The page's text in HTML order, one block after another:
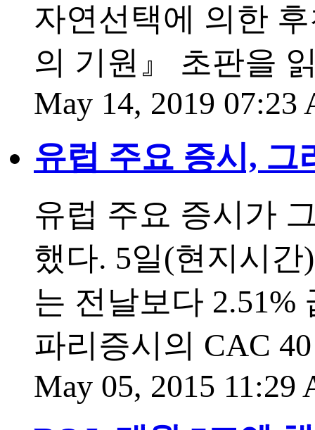
자연선택에 의한
의 기원』 초판을
May 14, 2019 07:23
유럽 주요 증시, 그
유럽 주요 증시가
했다. 5일(현지시
는 전날보다 2.51%
파리증시의 CAC
May 05, 2015 11:29